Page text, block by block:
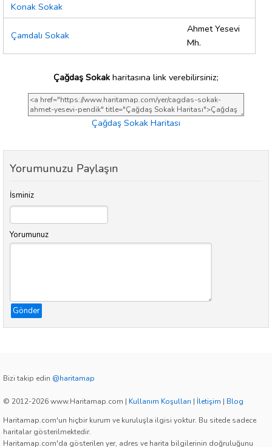
Konak Sokak
Çamdalı Sokak
Ahmet Yesevi
Mh.
Çağdaş Sokak haritasına link verebilirsiniz;
Çağdaş Sokak Haritası
Yorumunuzu Paylaşın
İsminiz
Yorumunuz
Gönder
Bizi takip edin @haritamap
© 2012-2026 www.Haritamap.com | Kullanım Koşulları | İletişim | Blog
Haritamap.com'un hiçbir kurum ve kuruluşla ilgisi yoktur. Bu sitede sadece
haritalar gösterilmektedir.
Haritamap.com'da gösterilen yer, adres ve harita bilgilerinin doğruluğunu